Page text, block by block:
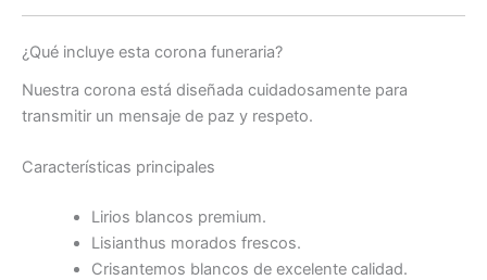
¿Qué incluye esta corona funeraria?
Nuestra corona está diseñada cuidadosamente para
transmitir un mensaje de paz y respeto.
Características principales
Lirios blancos premium.
Lisianthus morados frescos.
Crisantemos blancos de excelente calidad.